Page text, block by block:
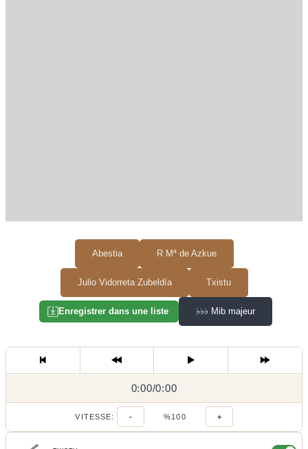
Abestia R Mª de Azkue
Julio Vidorreta Zubeldía Txistu
Enregistrer dans une liste ♭♭♭ Mib majeur
0:00/
0:00/0:00
VITESSE: - %100 +